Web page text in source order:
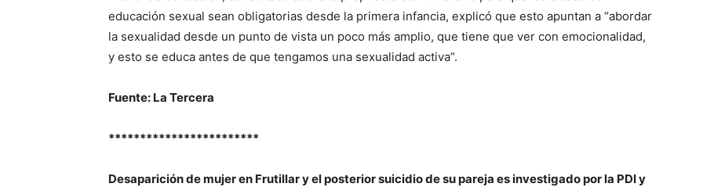
educación sexual sean obligatorias desde la primera infancia, explicó que esto apuntan a “abordar
la sexualidad desde un punto de vista un poco más amplio, que tiene que ver con emocionalidad,
y esto se educa antes de que tengamos una sexualidad activa”.
Fuente: La Tercera
************************
Desaparición de mujer en Frutillar y el posterior suicidio de su pareja es investigado por la PDI y